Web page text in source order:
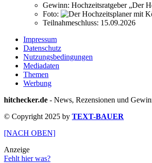
Gewinn: Hochzeitsratgeber „Der
Foto:
Teilnahmeschluss: 15.09.2026
Impressum
Datenschutz
Nutzungsbedingungen
Mediadaten
Themen
Werbung
hitchecker.de - News, Rezensionen und
© Copyright 2025 by TEXT-BAUER
[NACH OBEN]
Anzeige
Fehlt hier was?